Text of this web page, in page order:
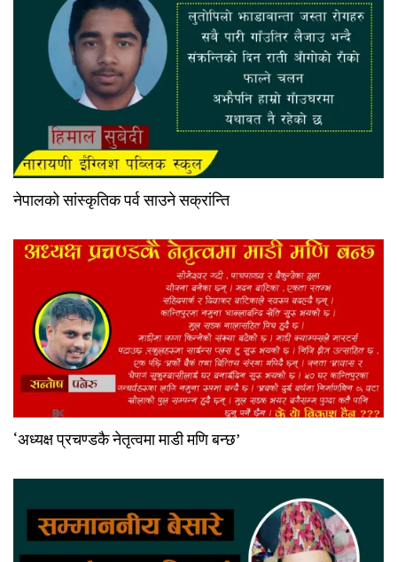
नेपालको सांस्कृतिक पर्व साउने सक्रांन्ति
‘अध्यक्ष प्रचण्डकै नेतृत्वमा माडी मणि बन्छ’